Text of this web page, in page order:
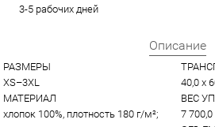
3-5 рабочих дней
Описание
РАЗМЕРЫ
XS–3XL
МАТЕРИАЛ
хлопок 100%, плотность 180 г/м²;
40,0 x
ВЕС
7 700,0